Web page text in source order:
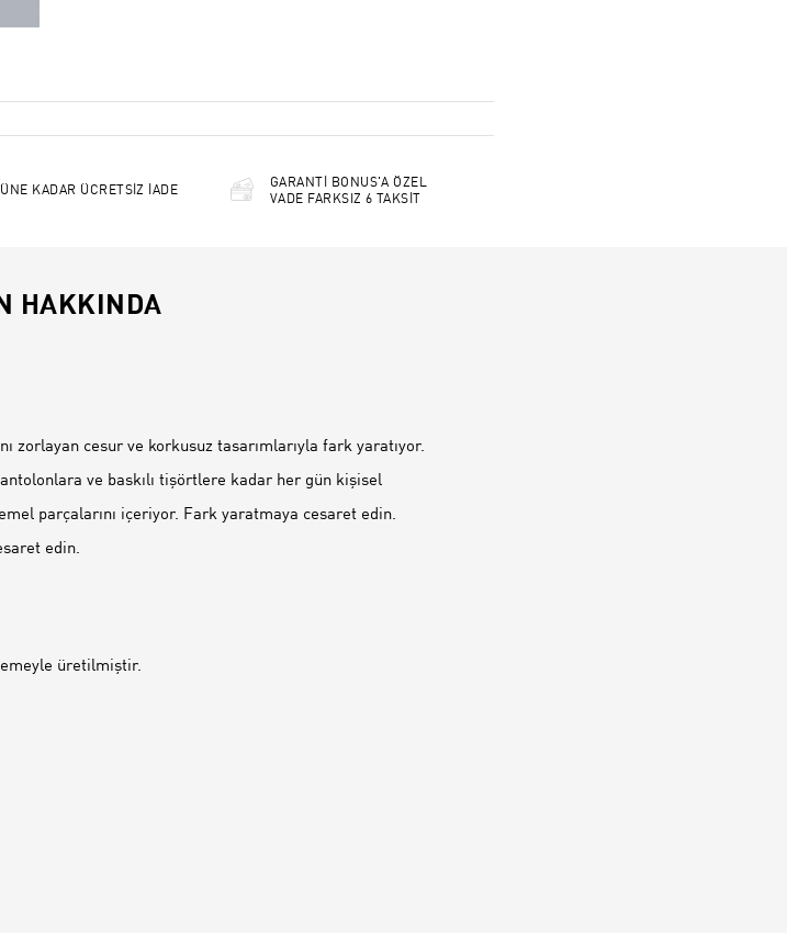
KADAR ÜCRETSİZ İADE
GARANTİ BONUS'A ÖZEL
VADE FARKSIZ 6 TAKSİT
HAKKINDA
zorlayan cesur ve korkusuz tasarımlarıyla fark yaratıyor.
ve baskılı tişörtlere kadar her gün kişisel
parçalarını içeriyor. Fark yaratmaya cesaret edin.
edin.
üretilmiştir.